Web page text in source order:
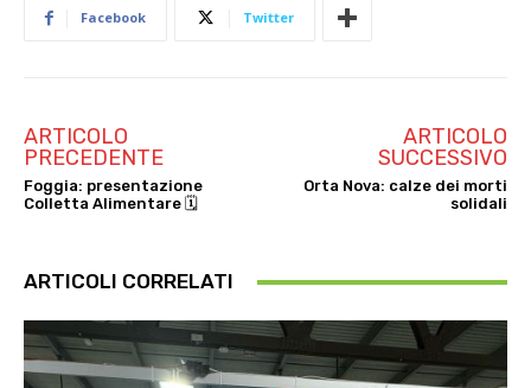
Facebook Twitter
ARTICOLO
PRECEDENTE
Foggia: presentazione
Colletta Alimentare 🗓
ARTICOLO
SUCCESSIVO
Orta Nova: calze dei morti
solidali
ARTICOLI CORRELATI